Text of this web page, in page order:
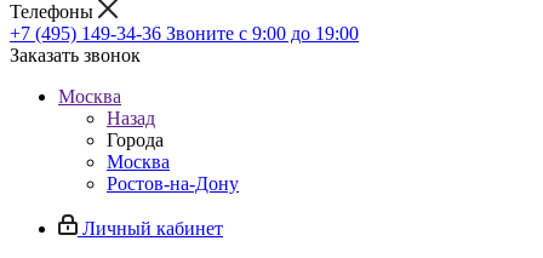
Телефоны
+7 (495) 149-34-36 Звоните с 9:00 до 19:00
Заказать звонок
Москва
Назад
Города
Москва
Ростов-на-Дону
Личный кабинет